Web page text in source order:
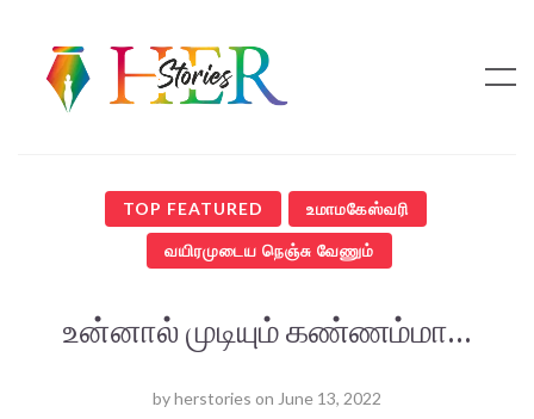
TOP FEATURED உமாமகேஸ்வரி
வயிரமுடைய நெஞ்சு வேணும்
உன்னால் முடியும் கண்ணம்மா…
byherstories on June 13, 2022